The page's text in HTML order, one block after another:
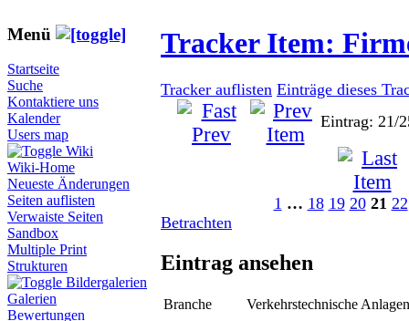
Menü
Startseite
Suche
Kontaktiere uns
Kalender
Users map
Wiki
Wiki-Home
Neueste Änderungen
Seiten auflisten
Verwaiste Seiten
Sandbox
Multiple Print
Strukturen
Bildergalerien
Galerien
Bewertungen
Tracker Item:
Tracker auflisten Einträge dieses
Eintrag: 21/
1 … 18 19 20 21 22
Betrachten
Eintrag ansehen
Branche Verkehrstechnische Anlagen